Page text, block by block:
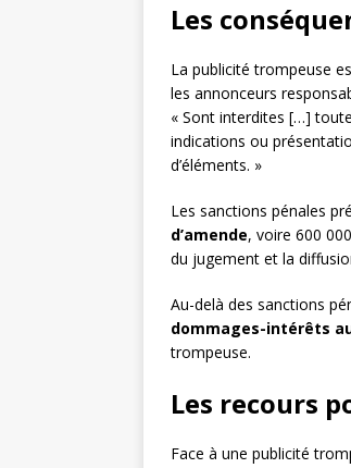
Les
La publicité trompeuse
les annonceurs
« Sont interdites […]
indications ou
d’éléments. »
Les sanctions pénales
d’amende, voire 600
du jugement et la
Au-delà des sanctions
dommages-intérêts
trompeuse.
Les recours
Face à une publicité